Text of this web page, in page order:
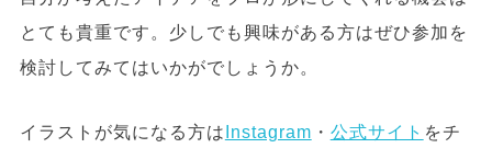
とても貴重です。少しでも興味がある方はぜひ参加を
検討してみてはいかがでしょうか。
イラストが気になる方はInstagram ・ 公式サイト をチ